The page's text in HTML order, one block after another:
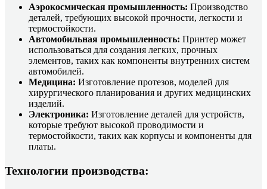
Аэрокосмическая промышленность: Производство
деталей, требующих высокой прочности, легкости и
термостойкости.
Автомобильная промышленность: Принтер может
использоваться для создания легких, прочных
элементов, таких как компоненты внутренних систем
автомобилей.
Медицина: Изготовление протезов, моделей для
хирургического планирования и других медицинских
изделий.
Электроника: Изготовление деталей для устройств,
которые требуют высокой проводимости и
термостойкости, таких как корпусы и компоненты для
платы.
Технологии производства: